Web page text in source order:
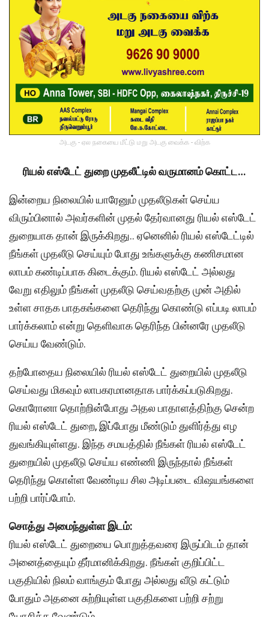
அடகு - ஏல நகையை மீட்டு மறு அடகு வைக்க - விற்க
ரியல் எஸ்டேட் துறை முதலீட்டில் வருமானம் கொட்ட…
இன்றைய நிலையில் யாரேனும் முதலீடுகள் செய்ய
விரும்பினால் அவர்களின் முதல் தேர்வானது ரியல் எஸ்டேட்
துறையாக தான் இருக்கிறது.. ஏனெனில் ரியல் எஸ்டேட்டில்
நீங்கள் முதலீடு செய்யும் போது உங்களுக்கு கணிசமான
லாபம் கண்டிப்பாக கிடைக்கும். ரியல் எஸ்டேட் அல்லது
வேறு எதிலும் நீங்கள் முதலீடு செய்வதற்கு முன் அதில்
உள்ள சாதக பாதகங்களை தெரிந்து கொண்டு எப்படி லாபம்
பார்க்கலாம் என்று தெளிவாக தெரிந்த பின்னரே முதலீடு
செய்ய வேண்டும்.
தற்போதைய நிலையில் ரியல் எஸ்டேட் துறையில் முதலீடு
செய்வது மிகவும் லாபகரமானதாக பார்க்கப்படுகிறது.
கொரோனா தொற்றின்போது அதல பாதாளத்திற்கு சென்ற
ரியல் எஸ்டேட் துறை, இப்போது மீண்டும் துளிர்த்து எழ
துவங்கியுள்ளது. இந்த சமயத்தில் நீங்கள் ரியல் எஸ்டேட்
துறையில் முதலீடு செய்ய எண்ணி இருந்தால் நீங்கள்
தெரிந்து கொள்ள வேண்டிய சில அடிப்படை விஷயங்களை
பற்றி பார்ப்போம்.
சொத்து அமைந்துள்ள இடம்:
ரியல் எஸ்டேட் துறையை பொறுத்தவரை இருப்பிடம் தான்
அனைத்தையும் தீர்மானிக்கிறது. நீங்கள் குறிப்பிட்ட
பகுதியில் நிலம் வாங்கும் போது அல்லது வீடு கட்டும்
போதும் அதனை சுற்றியுள்ள பகுதிகளை பற்றி சற்று